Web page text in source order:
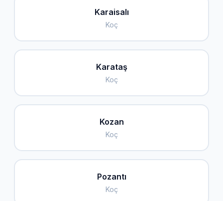
Karaisalı
Koç
Karataş
Koç
Kozan
Koç
Pozantı
Koç